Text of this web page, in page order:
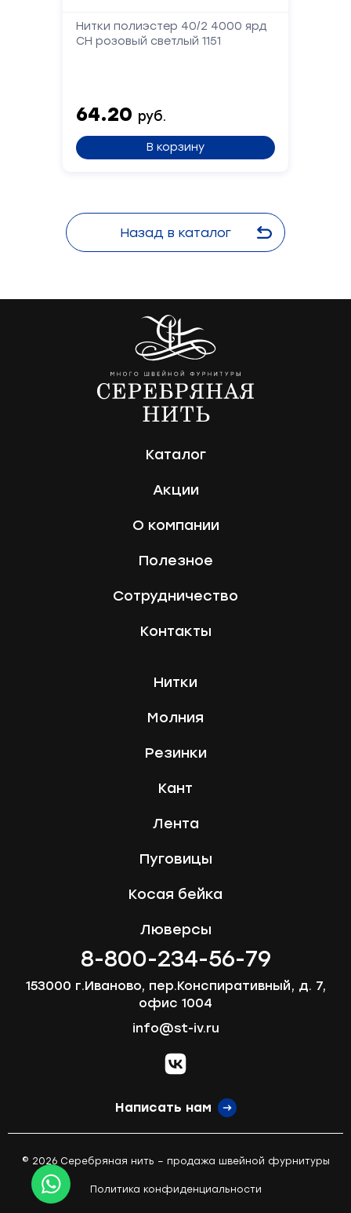
Нитки полиэстер 40/2 4000 ярд
СН розовый светлый 1151
64.20 руб.
В корзину
Назад в каталог
Каталог
Акции
О компании
Полезное
Сотрудничество
Контакты
Нитки
Молния
Резинки
Кант
Лента
Пуговицы
Косая бейка
Люверсы
8-800-234-56-79
153000 г.Иваново, пер.Конспиративный, д. 7,
офис 1004
info@st-iv.ru
vk.com
Написать нам
© 2026 Серебряная нить – продажа швейной фурнитуры
Политика конфиденциальности